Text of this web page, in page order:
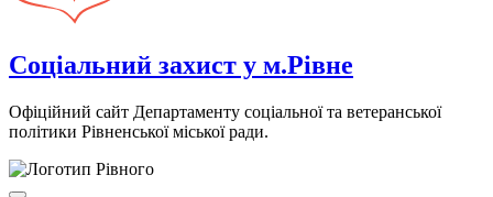
Соціальний захист у м.Рівне
Офіційний сайт Департаменту соціальної та ветеранської
політики Рівненської міської ради.